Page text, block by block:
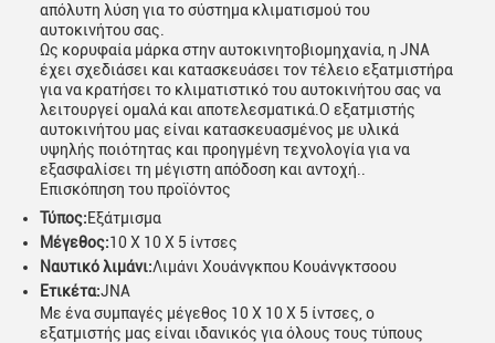
απόλυτη λύση για το σύστημα κλιματισμού του
αυτοκινήτου σας.
Ως κορυφαία μάρκα στην αυτοκινητοβιομηχανία, η JNA
έχει σχεδιάσει και κατασκευάσει τον τέλειο εξατμιστήρα
για να κρατήσει το κλιματιστικό του αυτοκινήτου σας να
λειτουργεί ομαλά και αποτελεσματικά.Ο εξατμιστής
αυτοκινήτου μας είναι κατασκευασμένος με υλικά
υψηλής ποιότητας και προηγμένη τεχνολογία για να
εξασφαλίσει τη μέγιστη απόδοση και αντοχή..
Επισκόπηση του προϊόντος
Τύπος:Εξάτμισμα
Μέγεθος:10 X 10 X 5 ίντσες
Ναυτικό λιμάνι:Λιμάνι Χουάνγκπου Κουάνγκτσοου
Ετικέτα:JNA
Με ένα συμπαγές μέγεθος 10 X 10 X 5 ίντσες, ο
εξατμιστής μας είναι ιδανικός για όλους τους τύπους